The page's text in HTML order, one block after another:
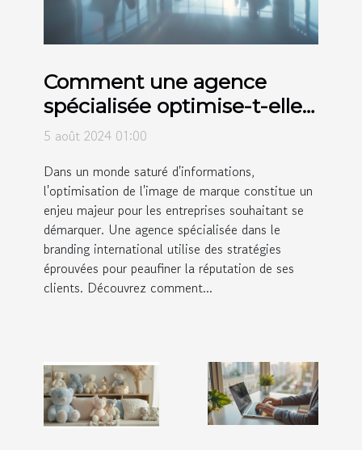
Comment une agence
spécialisée optimise-t-elle
l'image de marques
5 août 2024 01:00
Dans un monde saturé d'informations,
l'optimisation de l'image de marque constitue un
enjeu majeur pour les entreprises souhaitant se
démarquer. Une agence spécialisée dans le
branding international utilise des stratégies
éprouvées pour peaufiner la réputation de ses
clients. Découvrez comment...